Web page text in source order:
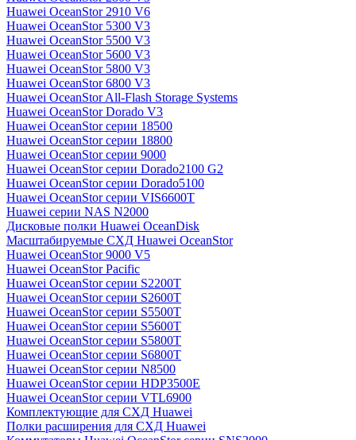
Huawei OceanStor 2910 V6
Huawei OceanStor 5300 V3
Huawei OceanStor 5500 V3
Huawei OceanStor 5600 V3
Huawei OceanStor 5800 V3
Huawei OceanStor 6800 V3
Huawei OceanStor All-Flash Storage Systems
Huawei OceanStor Dorado V3
Huawei OceanStor серии 18500
Huawei OceanStor серии 18800
Huawei OceanStor серии 9000
Huawei OceanStor серии Dorado2100 G2
Huawei OceanStor серии Dorado5100
Huawei OceanStor серии VIS6600T
Huawei серии NAS N2000
Дисковые полки Huawei OceanDisk
Масштабируемые СХД Huawei OceanStor
Huawei OceanStor 9000 V5
Huawei OceanStor Pacific
Huawei OceanStor серии S2200T
Huawei OceanStor серии S2600T
Huawei OceanStor серии S5500T
Huawei OceanStor серии S5600T
Huawei OceanStor серии S5800T
Huawei OceanStor серии S6800T
Huawei OceanStor серии N8500
Huawei OceanStor серии HDP3500E
Huawei OceanStor серии VTL6900
Комплектующие для СХД Huawei
Полки расширения для СХД Huawei